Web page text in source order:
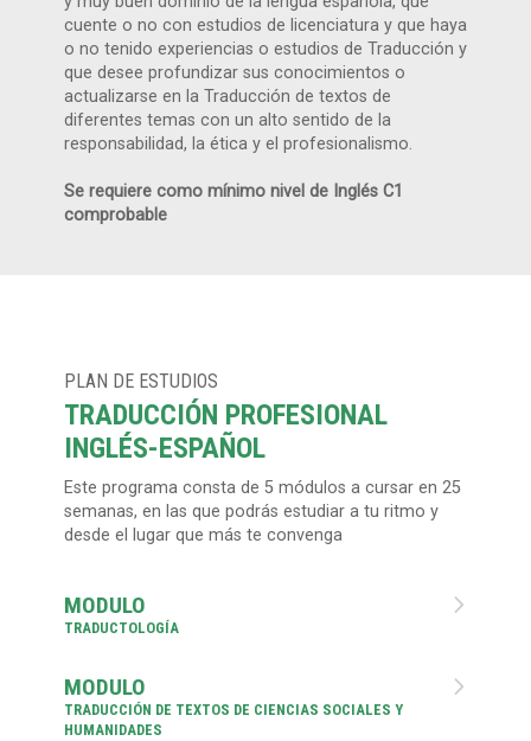
cuente o no con estudios de licenciatura y que haya
o no tenido experiencias o estudios de Traducción y
que desee profundizar sus conocimientos o
actualizarse en la Traducción de textos de
diferentes temas con un alto sentido de la
responsabilidad, la ética y el profesionalismo.
Se requiere como mínimo nivel de Inglés C1
comprobable
PLAN DE ESTUDIOS
TRADUCCIÓN PROFESIONAL
INGLÉS-ESPAÑOL
Este programa consta de 5 módulos a cursar en 25
semanas, en las que podrás estudiar a tu ritmo y
desde el lugar que más te convenga
MODULO

TRADUCTOLOGÍA
MODULO

TRADUCCIÓN DE TEXTOS DE CIENCIAS SOCIALES Y
HUMANIDADES